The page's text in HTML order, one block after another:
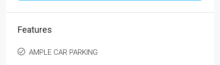
Features
AMPLE CAR PARKING